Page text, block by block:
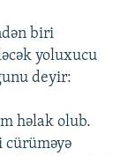
biri
yoluxucu
deyir:
həlak olub.
cürüməyə